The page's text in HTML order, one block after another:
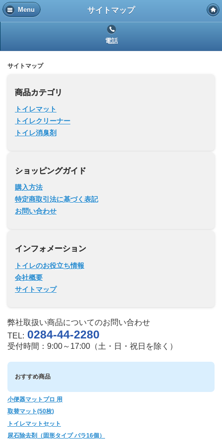
Menu サイトマップ
電話
サイトマップ
商品カテゴリ
トイレマット
トイレクリーナー
トイレ消臭剤
ショッピングガイド
購入方法
特定商取引法に基づく表記
お問い合わせ
インフォメーション
トイレのお役立ち情報
会社概要
サイトマップ
弊社取扱い商品についてのお問い合わせ
TEL: 0284-44-2280
受付時間：9:00～17:00（土・日・祝日を除く）
おすすめ商品
小便器マットプロ 用
取替マット(50枚)
トイレマットセット
尿石除去剤（固形タイプ バラ16個）